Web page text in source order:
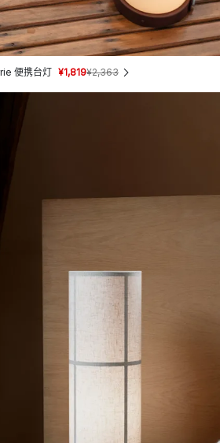
便携台灯 ¥1,819¥2,363